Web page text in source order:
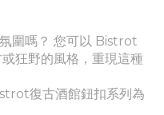
圍嗎？ 您可以 Bistrot
狂野的風格，重現這種
復古酒館鈕扣系列為